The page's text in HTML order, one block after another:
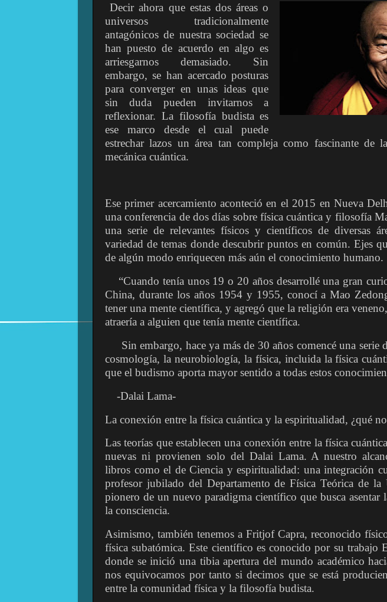
Decir ahora que estas dos áreas o
universos tradicionalmente
antagónicos de nuestra sociedad se
han puesto de acuerdo en algo es
arriesgarnos demasiado. Sin
embargo, se han acercado posturas
para converger en unas ideas que
sin duda pueden invitarnos a
reflexionar. La filosofía budista es
ese marco desde el cual puede
estrechar lazos un área tan compleja como fascinante de
mecánica cuántica.
Ese primer acercamiento aconteció en el 2015 en Nueva
una conferencia de dos días sobre física cuántica y filosofía
una serie de relevantes físicos y científicos de diversas
variedad de temas donde descubrir puntos en común. Ejes
de algún modo enriquecen más aún el conocimiento humano.
“Cuando tenía unos 19 o 20 años desarrollé una gran
China, durante los años 1954 y 1955, conocí a Mao
tener una mente científica, y agregó que la religión era
atraería a alguien que tenía mente científica.
Sin embargo, hace ya más de 30 años comencé una serie
cosmología, la neurobiología, la física, incluida la física
que el budismo aporta mayor sentido a todas estos
-Dalai Lama-
La conexión entre la física cuántica y la espiritualidad, ¿qué
Las teorías que establecen una conexión entre la física
nuevas ni provienen solo del Dalai Lama. A nuestro
libros como el de Ciencia y espiritualidad: una integración
profesor jubilado del Departamento de Física Teórica de
pionero de un nuevo paradigma científico que busca asentar
la consciencia.
Asimismo, también tenemos a Fritjof Capra, reconocido
física subatómica. Este científico es conocido por su trabajo
donde se inició una tibia apertura del mundo académico
nos equivocamos por tanto si decimos que se está
entre la comunidad física y la filosofía budista.